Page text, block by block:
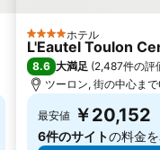
4 ホテルのランク
ホテル
L'Eautel Toulon
8.6 大満足 (2,487件の評
ツーロン, 街の中心ま
最安値 ￥20,152
6件のサイトの料金